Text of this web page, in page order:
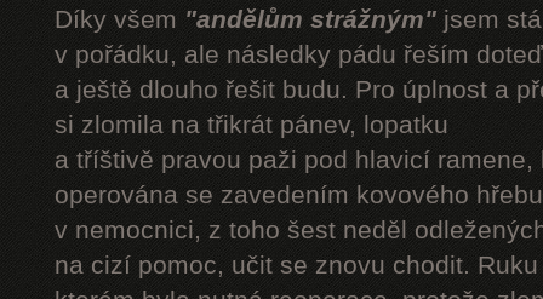
Díky všem "andělům strážným" jsem
v pořádku, ale následky pádu řeším doteď
a ještě dlouho řešit budu. Pro úplnost a
si zlomila na třikrát pánev, lopatku
a tříštivě pravou paži pod hlavicí ramene,
operována se zavedením kovového
v nemocnici, z toho šest neděl
na cizí pomoc, učit se znovu chodit.